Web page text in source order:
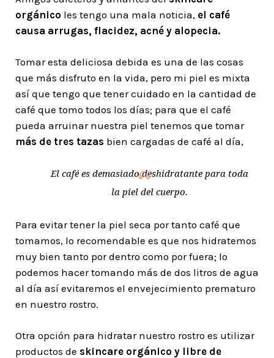
orgánico les tengo una mala noticia, el café
causa arrugas, flacidez, acné y alopecia.
Tomar esta deliciosa debida es una de las cosas
que más disfruto en la vida, pero mi piel es mixta
así que tengo que tener cuidado en la cantidad de
café que tomo todos los días; para que el café
pueda arruinar nuestra piel tenemos que tomar
más de tres tazas bien cargadas de café al día,
El café es demasiado deshidratante para toda
la piel del cuerpo.
Para evitar tener la piel seca por tanto café que
tomamos, lo recomendable es que nos hidratemos
muy bien tanto por dentro como por fuera; lo
podemos hacer tomando más de dos litros de agua
al día así evitaremos el envejecimiento prematuro
en nuestro rostro.
Otra opción para hidratar nuestro rostro es utilizar
productos de skincare orgánico y libre de